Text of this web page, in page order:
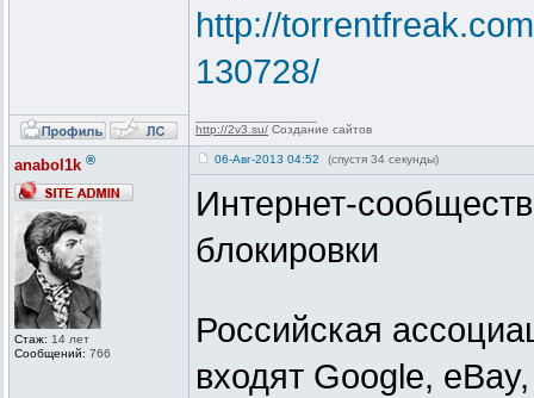
http://
130728/
http://2v3.su/ Создание сайтов
anabol1k ®
Стаж: 14 лет
Сообщений: 766
06-Авг-2013 04:52 (спустя 34 секунды)
Интернет-
блокировки
Российская
входят Google,